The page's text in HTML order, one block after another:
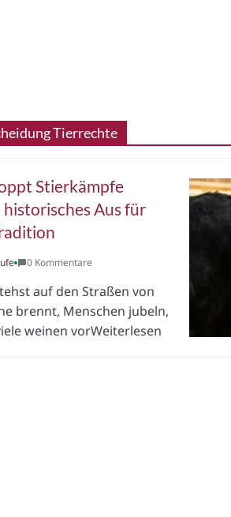
Tierrechte
Stierkämpfe
Aus für
0 Kommentare
auf den Straßen von
brennt, Menschen jubeln,
weinen vorWeiterlesen